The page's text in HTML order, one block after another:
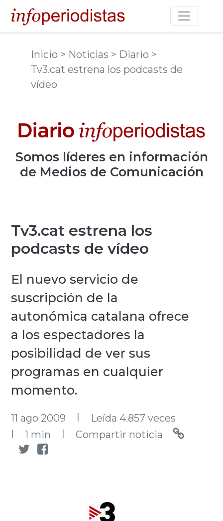
Toggle
Inicio > Noticias > Diario >
Tv3.cat estrena los podcasts de
vídeo
Somos líderes en información
de Medios de Comunicación
Tv3.cat estrena los
podcasts de vídeo
El nuevo servicio de
suscripción de la
autonómica catalana ofrece
a los espectadores la
posibilidad de ver sus
programas en cualquier
momento.
11 ago 2009 l Leída 4.857 veces
l 1 min l Compartir noticia